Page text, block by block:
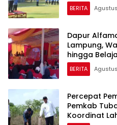
BERITA
Dapur
Lampung,
hingga
BERITA
Percepat
Pemkab
Koordinat